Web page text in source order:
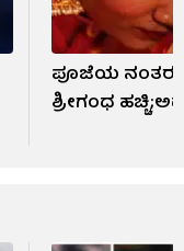
ಪೂಜೆಯ ನಂತರ
ಶ್ರೀಗಂಧ